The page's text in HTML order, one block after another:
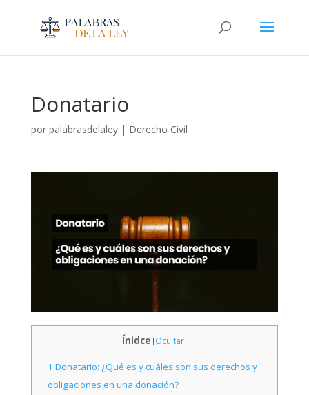
Donatario
por palabrasdelaley| Derecho Civil
Ínidce [Ocultar]
1 Donatario: ¿Qué es y cuáles son sus derechos y
obligaciones en una donación?